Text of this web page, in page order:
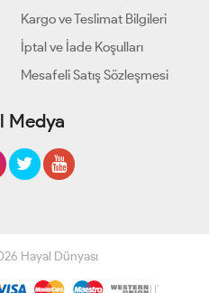
Kargo ve Teslimat Bilgileri
İptal ve İade Koşulları
Mesafeli Satış Sözleşmesi
Medya
Hayal Dünyası